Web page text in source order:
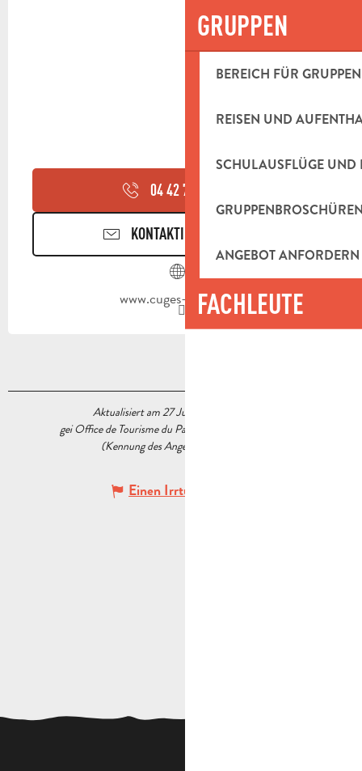
GRUPPEN
BEREICH FÜR GRUPPEN
REISEN UND
SCHULAUSFLÜGE UND
ANGEBOT ANFORDERN
FACHLEUTE
04 42 73 39
KONTAKTIEREN SIE UNS
www.cuges-les-pins.fr
Aktualisiert am 27 Juli 2026 Um 16:00
gei Office de Tourisme du Pays d’Aubagne et de l’Étoile
(Kennung des Angebots :
Einen Irrtum angeben